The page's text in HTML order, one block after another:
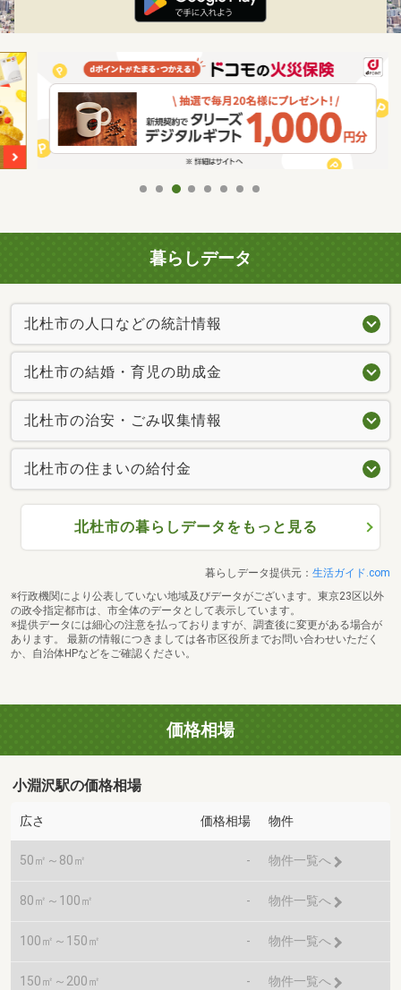
暮らしデータ
北杜市の人口などの統計情報
北杜市の結婚・育児の助成金
北杜市の治安・ごみ収集情報
北杜市の住まいの給付金
北杜市の暮らしデータをもっと見る
暮らしデータ提供元： 生活ガイド.com
※行政機関により公表していない地域及びデータがございます。東京23区以外
の政令指定都市は、市全体のデータとして表示しています。
※提供データには細心の注意を払っておりますが、調査後に変更がある場合が
あります。 最新の情報につきましては各市区役所までお問い合わせいただく
か、自治体HPなどをご確認ください。
価格相場
小淵沢駅の価格相場
広さ 価格相場 物件
50㎡～80㎡ - 物件一覧へ
80㎡～100㎡ - 物件一覧へ
100㎡～150㎡ - 物件一覧へ
150㎡～200㎡ - 物件一覧へ